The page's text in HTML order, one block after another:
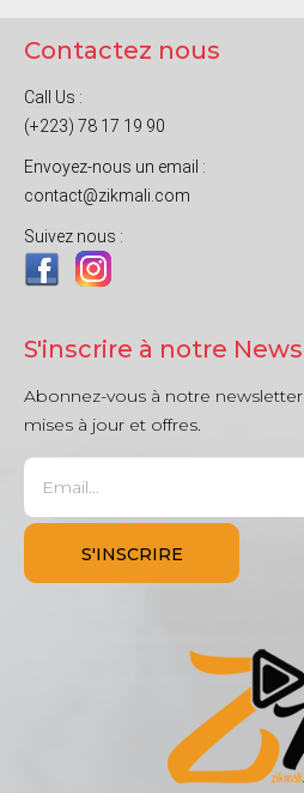
Contactez nous
Call Us :
(+223) 78 17 19 90
Envoyez-nous un email :
contact@zikmali.com
Suivez nous :
S'inscrire à notre
Abonnez-vous à notre
mises à jour et offres.